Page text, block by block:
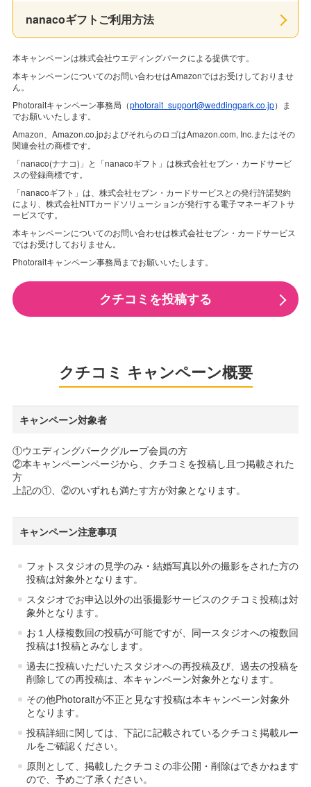
nanacoギフトご利用方法
本キャンペーンは株式会社ウエディングパークによる提供です。
本キャンペーンについてのお問い合わせはAmazonではお受けしておりませ
ん。
Photoraitキャンペーン事務局（photorait_support@weddingpark.co.jp）ま
でお願いいたします。
Amazon、Amazon.co.jpおよびそれらのロゴはAmazon.com, Inc.またはその
関連会社の商標です。
「nanaco(ナナコ)」と「nanacoギフト」は株式会社セブン・カードサービ
スの登録商標です。
「nanacoギフト」は、株式会社セブン・カードサービスとの発行許諾契約
により、株式会社NTTカードソリューションが発行する電子マネーギフトサ
ービスです。
本キャンペーンについてのお問い合わせは株式会社セブン・カードサービス
ではお受けしておりません。
Photoraitキャンペーン事務局までお願いいたします。
クチコミを投稿する
クチコミ キャンペーン概要
キャンペーン対象者
①ウエディングパークグループ会員の方
②本キャンペーンページから、クチコミを投稿し且つ掲載された
方
上記の①、②のいずれも満たす方が対象となります。
キャンペーン注意事項
フォトスタジオの見学のみ・結婚写真以外の撮影をされた方の
投稿は対象外となります。
スタジオでお申込以外の出張撮影サービスのクチコミ投稿は対
象外となります。
お１人様複数回の投稿が可能ですが、同一スタジオへの複数回
投稿は1投稿とみなします。
過去に投稿いただいたスタジオへの再投稿及び、過去の投稿を
削除しての再投稿は、本キャンペーン対象外となります。
その他Photoraitが不正と見なす投稿は本キャンペーン対象外
となります。
投稿詳細に関しては、下記に記載されているクチコミ掲載ルー
ルをご確認ください。
原則として、掲載したクチコミの非公開・削除はできかねます
ので、予めご了承ください。